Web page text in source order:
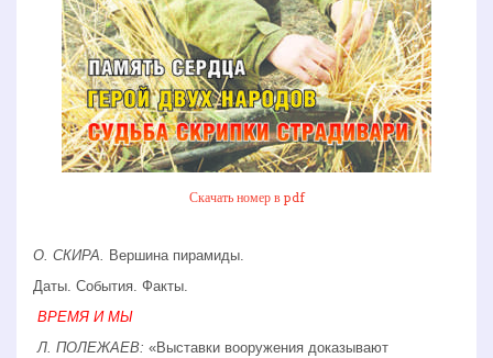
Скачать номер в pdf
О. СКИРА. Вершина пирамиды.
Даты. События. Факты.
ВРЕМЯ И МЫ
Л. ПОЛЕЖАЕВ: «Выставки вооружения доказывают